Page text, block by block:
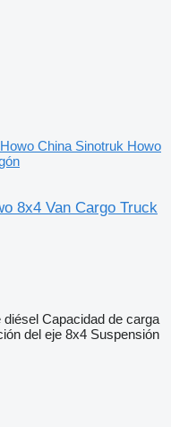
China Sinotruk Howo
8x4 Van Cargo Truck
diésel Capacidad de carga
del eje 8x4 Suspensión